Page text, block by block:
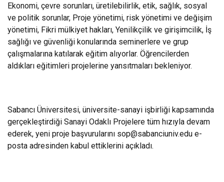
Ekonomi, çevre sorunları, üretilebilirlik, etik, sağlık, sosyal
ve politik sorunlar, Proje yönetimi, risk yönetimi ve değişim
yönetimi, Fikri mülkiyet hakları, Yenilikçilik ve girişimcilik, İş
sağlığı ve güvenliği konularında seminerlere ve grup
çalışmalarına katılarak eğitim alıyorlar. Öğrencilerden
aldıkları eğitimleri projelerine yansıtmaları bekleniyor.
Sabancı Üniversitesi, üniversite-sanayi işbirliği kapsamında
gerçekleştirdiği Sanayi Odaklı Projelere tüm hızıyla devam
ederek, yeni proje başvurularını sop@sabanciuniv.edu e-
posta adresinden kabul ettiklerini açıkladı.